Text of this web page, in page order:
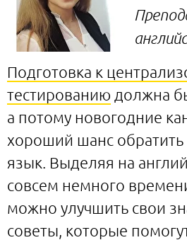
Подготовка к
тестированию должна
а потому новогодние
хороший шанс
язык. Выделяя на
совсем немного времени
можно улучшить свои
советы, которые